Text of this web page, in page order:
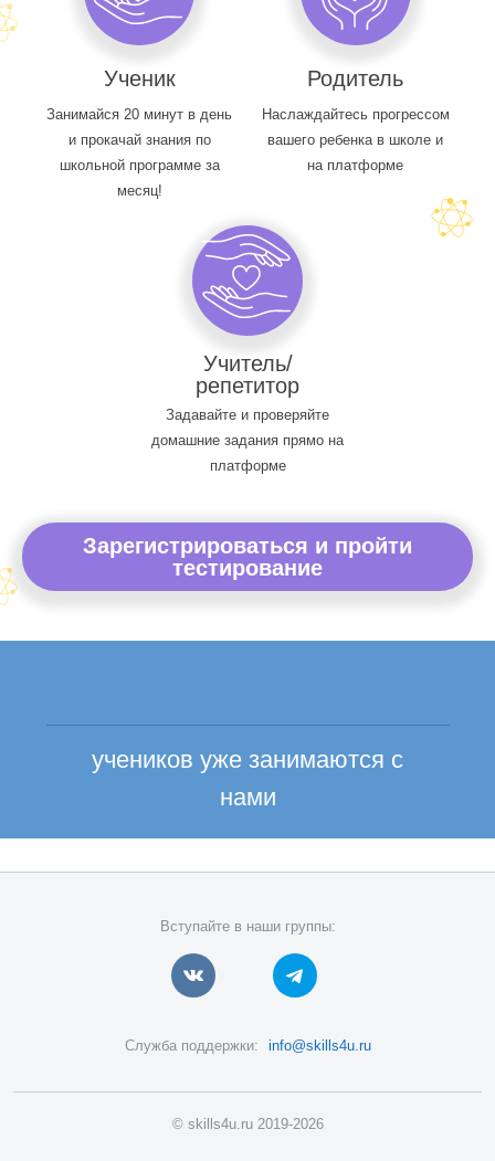
Ученик
Занимайся 20 минут в день
и прокачай знания по
школьной программе за
месяц!
Родитель
Наслаждайтесь прогрессом
вашего ребенка в школе и
на платформе
Учитель/
репетитор
Задавайте и проверяйте
домашние задания прямо на
платформе
Зарегистрироваться и пройти
тестирование
учеников уже занимаются с
нами
Вступайте в наши группы:
Служба поддержки: info@skills4u.ru
© skills4u.ru 2019-2026